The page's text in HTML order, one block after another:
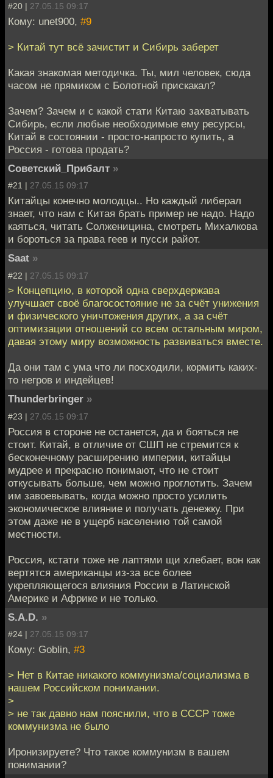
#20 | 27.05.15 09:17
Кому: unet900, #9
> Китай тут всё зачистит и Сибирь заберет
Какая знакомая методичка. Ты, мил человек, сюда
часом не прямиком с Болотной прискакал?
Зачем? Зачем и с какой стати Китаю захватывать
Сибирь, если любые необходимые ему ресурсы,
Китай в состоянии - просто-напросто купить, а
Россия - готова продать?
Советский_Прибалт »
#21 | 27.05.15 09:17
Китайцы конечно молодцы.. Но каждый либерал
знает, что нам с Китая брать пример не надо. Надо
каяться, читать Солженицина, смотреть Михалкова
и бороться за права геев и пусси райот.
Saat »
#22 | 27.05.15 09:17
> Концепцию, в которой одна сверхдержава
улучшает своё благосостояние не за счёт унижения
и физического уничтожения других, а за счёт
оптимизации отношений со всем остальным миром,
давая этому миру возможность развиваться вместе.
Да они там с ума что ли посходили, кормить каких-
то негров и индейцев!
Thunderbringer »
#23 | 27.05.15 09:17
Россия в стороне не останется, да и бояться не
стоит. Китай, в отличие от СШП не стремится к
бесконечному расширению империи, китайцы
мудрее и прекрасно понимают, что не стоит
откусывать больше, чем можно проглотить. Зачем
им завоевывать, когда можно просто усилить
экономическое влияние и получать денежку. При
этом даже не в ущерб населению той самой
местности.
Россия, кстати тоже не лаптями щи хлебает, вон как
вертятся американцы из-за все более
укрепляющегося влияния России в Латинской
Америке и Африке и не только.
S.A.D. »
#24 | 27.05.15 09:17
Кому: Goblin, #3
> Нет в Китае никакого коммунизма/социализма в
нашем Российском понимании.
>
> не так давно нам пояснили, что в СССР тоже
коммунизма не было
Иронизируете? Что такое коммунизм в вашем
понимании?